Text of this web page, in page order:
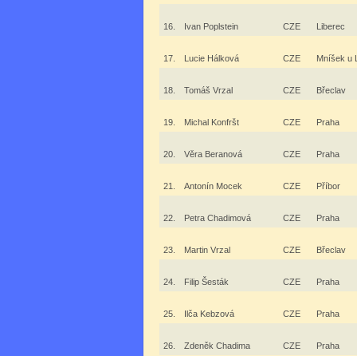
16. Ivan Poplstein CZE Liberec
17. Lucie Hálková CZE Mníšek u
18. Tomáš Vrzal CZE Břeclav
19. Michal Konfršt CZE Praha
20. Věra Beranová CZE Praha
21. Antonín Mocek CZE Příbor
22. Petra Chadimová CZE Praha
23. Martin Vrzal CZE Břeclav
24. Filip Šesták CZE Praha
25. Ilča Kebzová CZE Praha
26. Zdeněk Chadima CZE Praha